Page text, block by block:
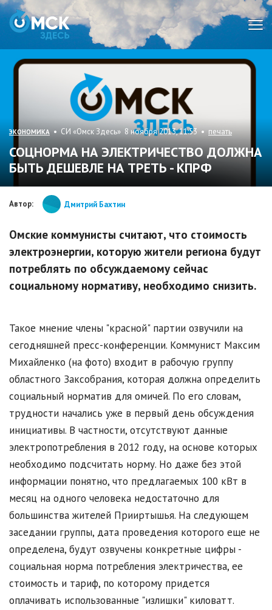
ЭКОНОМИКА • СИ «Омск Здесь» 8 ноября 2013, 11:53 • печать
СОЦНОРМА НА ЭЛЕКТРИЧЕСТВО ДОЛЖНА
БЫТЬ ДЕШЕВЛЕ НА ТРЕТЬ - КПРФ
Автор: Дмитрий Бахтин
Омские коммунисты считают, что стоимость
электроэнергии, которую жители региона будут
потреблять по обсуждаемому сейчас
социальному нормативу, необходимо снизить.
Такое мнение члены "красной" партии озвучили на
сегодняшней пресс-конференции. Коммунист Максим
Михайленко (на фото) входит в рабочую группу
областного Заксобрания, которая должна определить
социальный норматив для омичей. По его словам,
трудности начались уже в первый день обсуждения
инициативы. В частности, отсутствуют данные
электропотребления в 2012 году, на основе которых
необходимо подсчитать норму. Но даже без этой
информации понятно, что предлагаемых 100 кВт в
месяц на одного человека недостаточно для
большинства жителей Прииртышья. На следующем
заседании группы, дата проведения которого еще не
определена, будут озвучены конкретные цифры -
социальная норма потребления электричества, ее
стоимость и тариф, по которому придется
оплачивать использованные "излишки" киловатт.